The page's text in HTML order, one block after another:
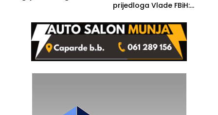
prijedloga Vlade FBiH:
rješenje